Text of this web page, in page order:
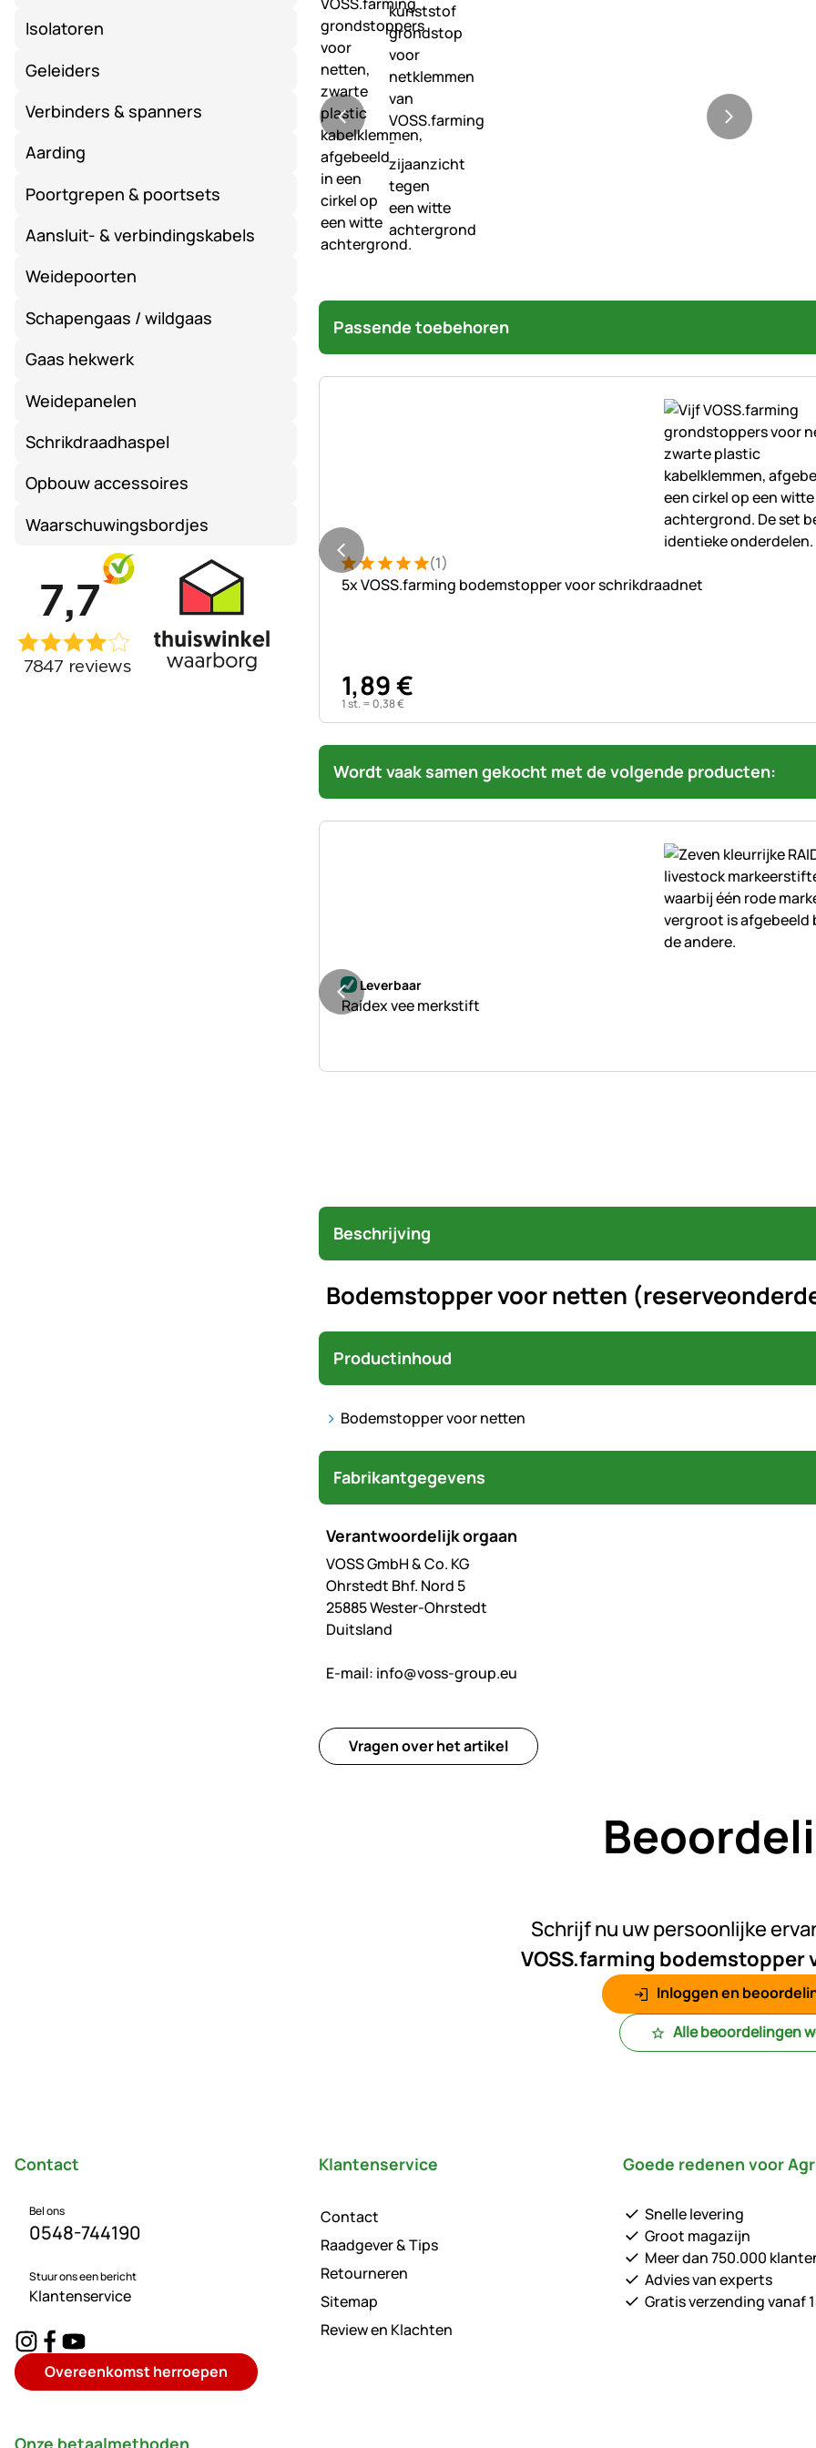
Isolatoren
Geleiders
Verbinders & spanners
Aarding
Poortgrepen & poortsets
Aansluit- & verbindingskabels
Weidepoorten
Schapengaas / wildgaas
Gaas hekwerk
Weidepanelen
Schrikdraadhaspel
Opbouw accessoires
Waarschuwingsbordjes
Passende toebehoren
Beoordeling: 5 van 5 (1 beoordelingen)
1 Bewertung (1)
5x VOSS.farming bodemstopper voor schrikdraadnet
1,89€
1 st. = 0,38€
Wordt vaak samen gekocht met de volgende producten:
Nog geen beoordelingen geplaatst
Leverbaar
Raidex vee merkstift
Beschrijving
Bodemstopper voor netten
Productinhoud
Bodemstopper voor netten
Fabrikantgegevens
Verantwoordelijk orgaan
VOSS GmbH & Co. KG
Ohrstedt Bhf. Nord 5
25885 Wester-Ohrstedt
Duitsland
E-mail: info@voss-group.eu
Vragen over het artikel
Schrijf nu uw persoonlijke
VOSS.farming
Inloggen en
Alle beoordelingen
Contact
Bel ons
0548-744190
Stuur ons een bericht
Klantenservice
Overeenkomst herroepen
Klantenservice
Contact
Raadgever & Tips
Retourneren
Sitemap
Review en Klachten
Goede redenen voor
Snelle levering
Groot magazijn
Meer dan 750.000
Advies van experts
Gratis verzending vanaf
Onze betaalmethoden